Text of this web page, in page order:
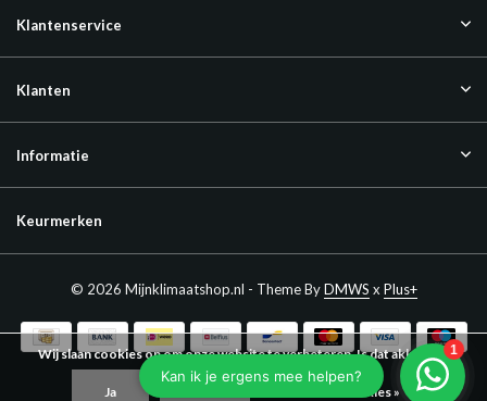
Klantenservice
Klanten
Informatie
Keurmerken
© 2026 Mijnklimaatshop.nl - Theme ByDMWS x Plus+
Wij slaan cookies op om onze website te verbeteren. Is dat akkoord?
Ja Meer over cookies »